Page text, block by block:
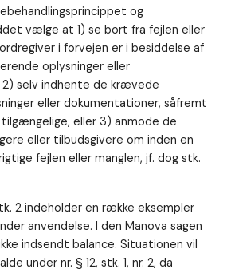
og
vælge at 1) se bort fra fejlen eller
i forvejen er i besiddelse af
oplysninger eller
selv indhente de krævede
eller dokumentationer, såfremt
eller 3) anmode de
eller tilbudsgivere om inden en
fejlen eller manglen, jf. dog stk.
2 indeholder en række eksempler
anvendelse. I den Manova sagen
indsendt balance. Situationen vil
under nr. § 12, stk. 1, nr. 2, da